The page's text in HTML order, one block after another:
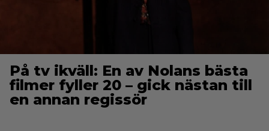
På tv ikväll: En av Nolans bästa
filmer fyller 20 – gick nästan till
en annan regissör